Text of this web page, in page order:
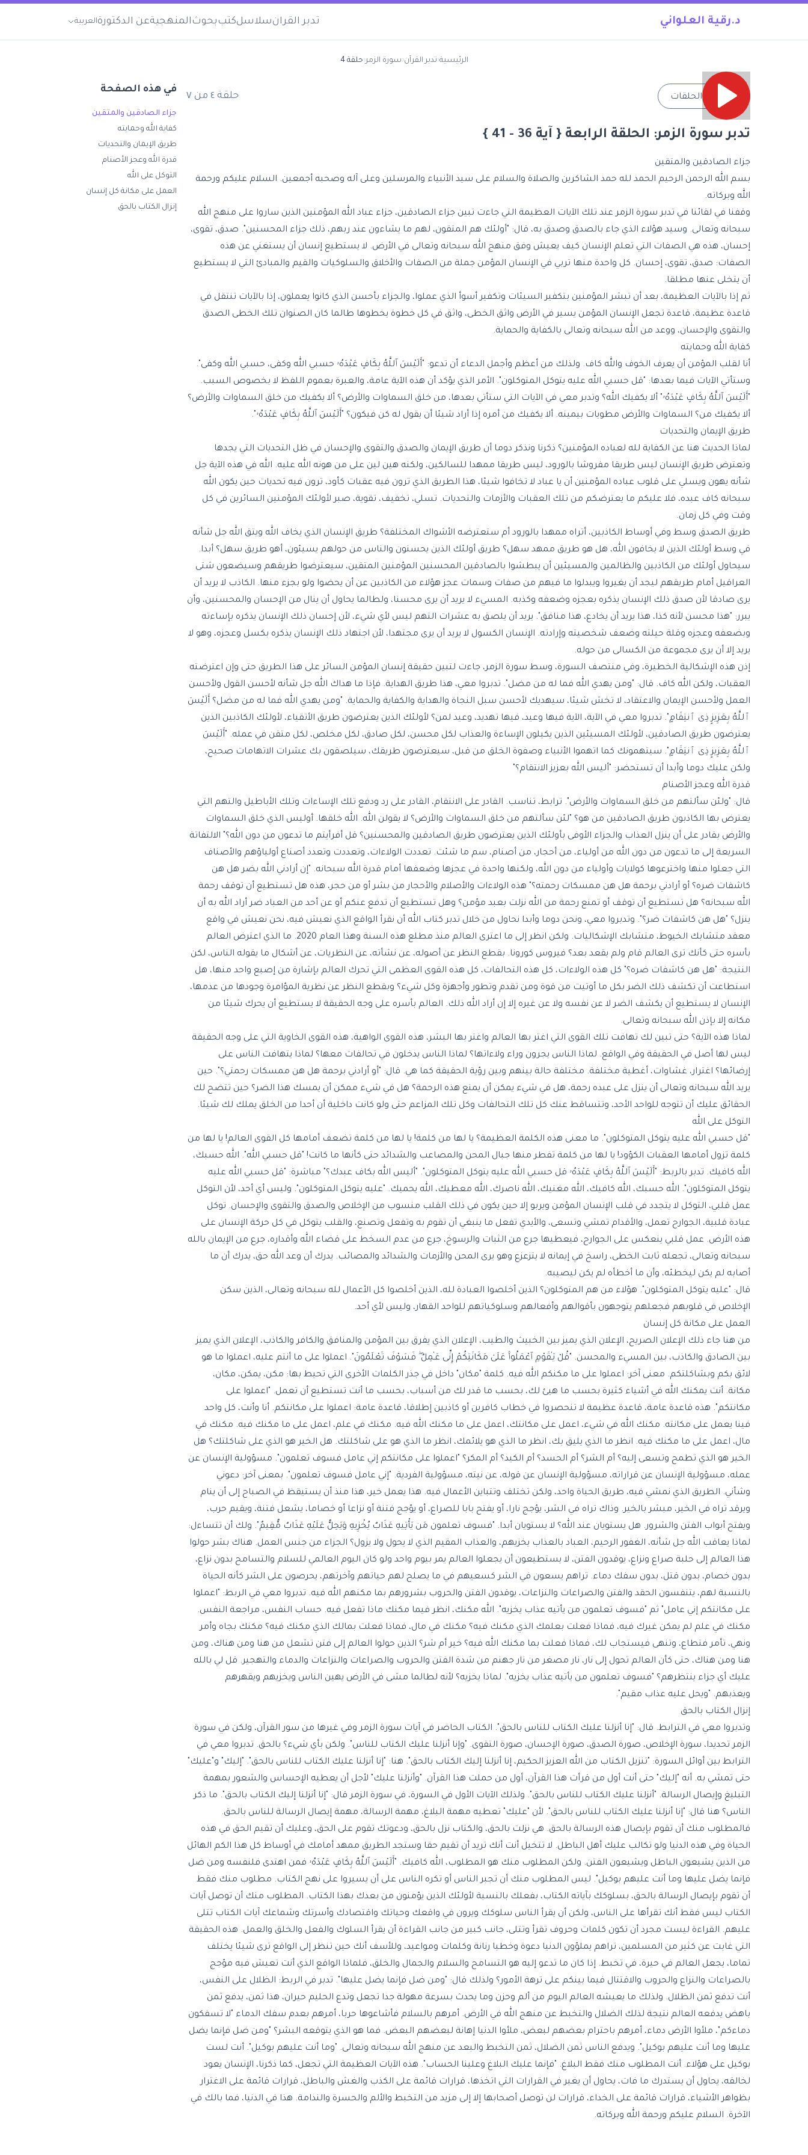
د.رقية العلواني تدبر القرانسلاسلكتب بحوث المنهجيةعن الدكتورةالعربية
الرئيسية‹تدبر القرآن‹سورة الزمر‹حلقة 4
→ جميع الحلقات حلقة ٤ من ٧
تدبر سورة الزمر: الحلقة الرابعة { آية 36 - 41 }
جزاء الصادقين والمتقين
بسم الله الرحمن الرحيم الحمد لله حمد الشاكرين والصلاة والسلام على سيد الأنبياء والمرسلين وعلى آله وصحبه أجمعين. السلام عليكم ورحمة
الله وبركاته.
وقفنا في لقائنا في تدبر سورة الزمرعند تلك الآيات العظيمة التي جاءت تبين جزاء الصادقين، جزاء عباد الله المؤمنين الذين ساروا على منهج الله
سبحانه وتعالى. وسيد هؤلاء الذي جاء بالصدق وصدق به، قال: "أولئك هم المتقون، لهم ما يشاءون عند ربهم، ذلك جزاء المحسنين". صدق، تقوى،
إحسان، هذه هي الصفات التي تعلم الإنسان كيف يعيش وفق منهج الله سبحانه وتعالى في الأرض. لا يستطيع إنسان أن يستغني عن هذه
الصفات: صدق، تقوى، إحسان. كل واحدة منها تربي في الإنسان المؤمن جملة من الصفات والأخلاق والسلوكيات والقيم والمبادئ التي لا يستطيع
أن يتخلى عنها مطلقا.
ثم إذا بالآيات العظيمة، بعد أن تبشر المؤمنين بتكفير السيئات وتكفير أسوأ الذي عملوا، والجزاء بأحسن الذي كانوا يعملون، إذا بالآيات تنتقل في
قاعدة عظيمة، قاعدة تجعل الإنسان المؤمن يسير في الأرض واثق الخطى، واثق في كل خطوة يخطوها طالما كان الصنوان تلك الخطى الصدق
والتقوى والإحسان، ووعد من الله سبحانه وتعالى بالكفاية والحماية.
كفاية الله وحمايته
أنا لقلب المؤمن أن يعرف الخوف والله كاف. ولذلك من أعظم وأجمل الدعاء أن تدعو: "أَلَيْسَ ٱللَّهُ بِكَافٍ عَبْدَهُۥ حسبي الله وكفى، حسبي الله وكفى".
وستأتي الآيات فيما بعدها: "قل حسبي الله عليه يتوكل المتوكلون". الأمر الذي يؤكد أن هذه الآية عامة، والعبرة بعموم اللفظ لا بخصوص السبب.
"أَلَيْسَ ٱللَّهُ بِكَافٍ عَبْدَهُۥ" ألا يكفيك الله؟ وتدبر معي في الآيات التي ستأتي بعدها، من خلق السماوات والأرض؟ ألا يكفيك من خلق السماوات والأرض؟
ألا يكفيك من؟ السماوات والأرض مطويات بيمينه. ألا يكفيك من أمره إذا أراد شيئا أن يقول له كن فيكون؟ "أَلَيْسَ ٱللَّهُ بِكَافٍ عَبْدَهُۥ".
طريق الإيمان والتحديات
لماذا الحديث هنا عن الكفاية لله لعباده المؤمنين؟ ذكرنا ونذكر دوما أن طريق الإيمان والصدق والتقوى والإحسان في ظل التحديات التي يجدها
وتعترض طريق الإنسان ليس طريقا مفروشا بالورود، ليس طريقا ممهدا للسالكين، ولكنه هين لين على من هونه الله عليه. الله في هذه الآية جل
شأنه يهون ويسلي على قلوب عباده المؤمنين أن يا عباد لا تخافوا شيئا، هذا الطريق الذي ترون فيه عقبات كأود، ترون فيه تحديات حين يكون الله
سبحانه كاف عبده، فلا عليكم ما يعترضكم من تلك العقبات والأزمات والتحديات. تسلي، تخفيف، تقوية، صبر لأولئك المؤمنين السائرين في كل
وقت وفي كل زمان.
طريق الصدق وسط وفي أوساط الكاذبين، أتراه ممهدا بالورود أم ستعترضه الأشواك المختلفة؟ طريق الإنسان الذي يخاف الله ويتق الله جل شأنه
في وسط أولئك الذين لا يخافون الله، هل هو طريق ممهد سهل؟ طريق أولئك الذين يحسنون والناس من حولهم يسيئون، أهو طريق سهل؟ أبدا.
سيحاول أولئك من الكاذبين والظالمين والمسيئين أن يبطشوا بالصادقين المحسنين المؤمنين المتقين، سيعترضوا طريقهم وسيضعون شتى
العراقيل أمام طريقهم ليجد أن يغيروا ويبدلوا ما فيهم من صفات وسمات عجز هؤلاء من الكاذبين عن أن يحضوا ولو بجزء منها. الكاذب لا يريد أن
يرى صادقا لأن صدق ذلك الإنسان يذكره بعجزه وضعفه وكذبه. المسيء لا يريد أن يرى محسنا، ولطالما يحاول أن ينال من الإحسان والمحسنين، وأن
يبرر: "هذا محسن لأنه كذا، هذا يريد أن يخادع، هذا منافق". يريد أن يلصق به عشرات التهم ليس لأي شيء، لأن إحسان ذلك الإنسان يذكره بإساءته
وبضعفه وعجزه وقلة حيلته وضعف شخصيته وإرادته. الإنسان الكسول لا يريد أن يرى مجتهدا، لأن اجتهاد ذلك الإنسان يذكره بكسل وعجزه، وهو لا
يريد إلا أن يرى مجموعة من الكسالى من حوله.
إذن هذه الإشكالية الخطيرة، وفي منتصف السورة، وسط سورة الزمر، جاءت لتبين حقيقة إنسان المؤمن السائر على هذا الطريق حتى وإن اعترضته
العقبات، ولكن الله كاف. قال: "ومن يهدي الله فما له من مضل". تدبروا معي، هذا طريق الهداية. فإذا ما هداك الله جل شأنه لأحسن القول ولأحسن
العمل ولأحسن الإيمان والاعتقاد، لا تخش شيئا، سيهديك لأحسن سبل النجاة والهداية والكفاية والحماية. "ومن يهدي الله فما له من مضل؟ أَلَيْسَ
ٱللَّهُ بِعَزِيزٍ ذِى ٱنتِقَامٍ". تدبروا معي في الآية، الآية فيها وعيد، فيها تهديد، وعيد لمن؟ لأولئك الذين يعترضون طريق الأتقياء، لأولئك الكاذبين الذين
يعترضون طريق الصادقين، لأولئك المسيئين الذين يكيلون الإساءة والعذاب لكل محسن، لكل صادق، لكل مخلص، لكل متقن في عمله. "أَلَيْسَ
ٱللَّهُ بِعَزِيزٍ ذِى ٱنتِقَامٍ". سيتهمونك كما اتهموا الأنبياء وصفوة الخلق من قبل، سيعترضون طريقك، سيلصقون بك عشرات الاتهامات صحيح،
ولكن عليك دوما وأبدا أن تستحضر: "أليس الله بعزيز الانتقام؟"
قدرة الله وعجز الأصنام
قال: "ولئن سألتهم من خلق السماوات والأرض". ترابط، تناسب. القادر على الانتقام، القادر على رد ودفع تلك الإساءات وتلك الأباطيل والتهم التي
يعترض بها الكاذبون طريق الصادقين من هو؟ "لئن سألتهم من خلق السماوات والأرض؟ لا يقولن الله. الله خلقها. أوليس الذي خلق السماوات
والأرض بقادر على أن ينزل العذاب والجزاء الأوفى بأولئك الذين يعترضون طريق الصادقين والمحسنين؟ قل أفرأيتم ما تدعون من دون الله؟" الالتفاتة
السريعة إلى ما تدعون من دون الله من أولياء، من أحجار، من أصنام، سم ما شئت. تعددت الولاءات، وتعددت وتعدد أصناع أولياؤهم والأصناف
التي جعلوا منها واخترعوها كولايات وأولياء من دون الله، ولكنها واحدة في عجزها وضعفها أمام قدرة الله سبحانه. "إن أرادني الله بضر هل هن
كاشفات ضره؟ أو أرادني برحمة هل هن ممسكات رحمته؟" هذه الولاءات والأصلام والأحجار من بشر أو من حجر، هذه هل تستطيع أن توقف رحمة
الله سبحانه؟ هل تستطيع أن توقف أو تمنع رحمة من الله نزلت بعبد مؤمن؟ وهل تستطيع أن تدفع عنكم أو عن أحد من العباد ضر أراد الله به أن
ينزل؟ "هل هن كاشفات ضر؟". وتدبروا معي، ونحن دوما وأبدا نحاول من خلال تدبر كتاب الله أن نقرأ الواقع الذي نعيش فيه، نحن نعيش في واقع
معقد متشابك الخيوط، متشابك الإشكاليات. ولكن انظر إلى ما اعترى العالم منذ مطلع هذه السنة وهذا العام 2020. ما الذي اعترض العالم
بأسره حتى كأنك ترى العالم قام ولم يقعد بعد؟ فيروس كورونا. بقطع النظر عن أصوله، عن نشأته، عن النظريات، عن أشكال ما يقوله الناس، لكن
النتيجة: "هل هن كاشفات ضره؟" كل هذه الولاءات، كل هذه التحالفات، كل هذه القوى العظمى التي تحرك العالم بإشارة من إصبع واحد منها، هل
استطاعت أن تكشف ذلك الضر بكل ما أوتيت من قوة ومن تقدم وتطور وأجهزة وكل شيء؟ وبقطع النظر عن نظرية المؤامرة وجودها من عدمها،
الإنسان لا يستطيع أن يكشف الضر لا عن نفسه ولا عن غيره إلا إن أراد الله ذلك. العالم بأسره على وجه الحقيقة لا يستطيع أن يحرك شيئا من
مكانه إلا بإذن الله سبحانه وتعالى.
لماذا هذه الآية؟ حتى تبين لك تهافت تلك القوى التي اغتر بها العالم واغتر بها البشر، هذه القوى الواهية، هذه القوى الخاوية التي على وجه الحقيقة
ليس لها أصل في الحقيقة وفي الواقع. لماذا الناس يجرون وراء ولاءاتها؟ لماذا الناس يدخلون في تحالفات معها؟ لماذا يتهافت الناس على
إرضائها؟ اغترار، غشاوات، أغطية مختلفة. مختلفة حالة بينهم وبين رؤية الحقيقة كما هي. قال: "أو أرادني برحمة هل هن ممسكات رحمتي؟". حين
يريد الله سبحانه وتعالى أن ينزل على عبده رحمة، هل في شيء يمكن أن يمنع هذه الرحمة؟ هل في شيء ممكن أن يمسك هذا الضر؟ حين تتضح لك
الحقائق عليك أن تتوجه للواحد الأحد، وتتساقط عنك كل تلك التحالفات وكل تلك المزاعم حتى ولو كانت داخلية أن أحدا من الخلق يملك لك شيئا.
التوكل على الله
"قل حسبي الله عليه يتوكل المتوكلون". ما معنى هذه الكلمة العظيمة؟ يا لها من كلمة! يا لها من كلمة تضعف أمامها كل القوى العالم! يا لها من
كلمة تزول أمامها العقبات الكؤود! يا لها من كلمة تفطر منها جبال المحن والمصاعب والشدائد حتى كأنها ما كانت! "قل حسبي الله". الله حسبك،
الله كافيك. تدبر بالربط: "أَلَيْسَ ٱللَّهُ بِكَافٍ عَبْدَهُۥ قل حسبي الله عليه يتوكل المتوكلون". "أليس الله بكاف عبدك؟" مباشرة: "قل حسبي الله عليه
يتوكل المتوكلون". الله حسبك، الله كافيك، الله مغنيك، الله ناصرك، الله معطيك، الله يحميك. "عليه يتوكل المتوكلون". وليس أي أحد، لأن التوكل
عمل قلبي، التوكل لا يتجدد في قلب الإنسان المؤمن ويربو إلا حين يكون في ذلك القلب منسوب من الإخلاص والصدق والتقوى والإحسان. توكل
عبادة قلبية، الجوارح تعمل، والأقدام تمشي وتسعى، والأيدي تفعل ما ينبغي أن تقوم به وتفعل وتصنع، والقلب يتوكل في كل حركة الإنسان على
هذه الأرض. عمل قلبي ينعكس على الجوارح، فيعطيها جرع من الثبات والرسوخ، جرع من عدم السخط على قضاء الله وأقداره، جرع من الإيمان بالله
سبحانه وتعالى، تجعله ثابت الخطى، راسخ في إيمانه لا يتزعزع وهو يرى المحن والأزمات والشدائد والمصائب. يدرك أن وعد الله حق، يدرك أن ما
أصابه لم يكن ليخطئه، وأن ما أخطأه لم يكن ليصيبه.
قال: "عليه يتوكل المتوكلون". هؤلاء من هم المتوكلون؟ الذين أخلصوا العبادة لله، الذين أخلصوا كل الأعمال لله سبحانه وتعالى، الذين سكن
الإخلاص في قلوبهم فجعلهم يتوجهون بأقوالهم وأفعالهم وسلوكياتهم للواحد القهار، وليس لأي أحد.
العمل على مكانة كل إنسان
من هنا جاء ذلك الإعلان الصريح، الإعلان الذي يميز بين الخبيث والطيب، الإعلان الذي يفرق بين المؤمن والمنافق والكافر والكاذب، الإعلان الذي يميز
بين الصادق والكاذب، بين المسيء والمحسن. "قُلْ يَـٰقَوْمِ ٱعْمَلُوا۟ عَلَىٰ مَكَانَتِكُمْ إِنِّى عَـٰمِلٌ ۖ فَسَوْفَ تَعْلَمُونَ". اعملوا على ما أنتم عليه، اعملوا ما هو
لائق بكم وبشاكلتكم. معنى آخر: اعملوا على ما مكنكم الله فيه. كلمة "مكان" داخل في جذر الكلمات الأخرى التي تحيط بها: مكن، يمكن، مكان،
مكانة. أنت يمكنك الله في أشياء كثيرة بحسب ما هيئ لك، بحسب ما قدر لك من أسباب، بحسب ما أنت تستطيع أن تعمل. "اعملوا على
مكانتكم". هذه قاعدة عامة، قاعدة عظيمة لا تنحصروا في خطاب كافرين أو كاذبين إطلاقا، قاعدة عامة: اعملوا على مكانتكم. أنا وأنت، كل واحد
فينا يعمل على مكانته. مكنك الله في شيء، اعمل على مكانتك، اعمل على ما مكنك الله فيه. مكنك في علم، اعمل على ما مكنك فيه. مكنك في
مال، اعمل على ما مكنك فيه. انظر ما الذي يليق بك، انظر ما الذي هو يلائمك، انظر ما الذي هو على شاكلتك. هل الخير هو الذي على شاكلتك؟ هل
الخير هو الذي تطمح وتسعى إليه؟ أم الشر؟ أم الحسد؟ أم الكيد؟ أم المكر؟ "اعملوا على مكانتكم إني عامل فسوف تعلمون". مسؤولية الإنسان عن
عمله، مسؤولية الإنسان عن قراراته، مسؤولية الإنسان عن قوله، عن نيته، مسؤولية الفردية. "إني عامل فسوف تعلمون". بمعنى آخر: دعوني
وشأني. الطريق الذي نمشي فيه، طريق الحياة واحد، ولكن تختلف وتتباين الأعمال فيه. هذا يعمل خير، هذا منذ أن يستيقظ في الصباح إلى أن ينام
ويرقد تراه في الخير، مبشر بالخير. وذاك تراه في الشر، يؤجج نارا، أو يفتح بابا للصراع، أو يؤجج فتنة أو نزاعا أو خصاما، يشعل فتنة، ويقيم حرب،
ويفتح أبواب الفتن والشرور. هل يستويان عند الله؟ لا يستويان أبدا. "فسوف تعلمون مَن يَأْتِيهِ عَذَابٌ يُخْزِيهِ وَيَحِلُّ عَلَيْهِ عَذَابٌ مُّقِيمٌ". ولك أن تتساءل:
لماذا يعاقب الله جل شأنه، الغفور الرحيم، العباد بالعذاب يخزيهم، والعذاب المقيم الذي لا يحول ولا يزول؟ الجزاء من جنس العمل. هناك بشر حولوا
هذا العالم إلى حلبة صراع ونزاع، يوقدون الفتن، لا يستطيعون أن يجعلوا العالم يمر بيوم واحد ولو كان اليوم العالمي للسلام والتسامح بدون نزاع،
بدون خصام، بدون قتل، بدون سفك دماء. تراهم يسعون في الشر كسعيهم في ما يصلح لهم حياتهم وآخرتهم، يحرصون على الشر كأنه الحياة
بالنسبة لهم، يتنفسون الحقد والفتن والصراعات والنزاعات، يوقدون الفتن والحروب بشرورهم بما مكنهم الله فيه. تدبروا معي في الربط: "اعملوا
على مكانتكم إني عامل" ثم "فسوف تعلمون من يأتيه عذاب يخزيه". الله مكنك، انظر فيما مكنك ماذا تفعل فيه. حساب النفس، مراجعة النفس.
مكنك في علم لم يمكن غيرك فيه، فماذا فعلت بعلمك الذي مكنك فيه؟ مكنك في مال، فماذا فعلت بمالك الذي مكنك فيه؟ مكنك بجاه وأمر
ونهي، تأمر فتطاع، وتنهى فيستجاب لك، فماذا فعلت بما مكنك الله فيه؟ خير أم شر؟ الذين حولوا العالم إلى فتن تشعل من هنا ومن هناك، ومن
هنا ومن هناك، حتى كأن العالم تحول إلى نار، نار مصغر من نار جهنم من شدة الفتن والحروب والصراعات والنزاعات والدماء والتهجير. قل لي بالله
عليك أي جزاء ينتظرهم؟ "فسوف تعلمون من يأتيه عذاب يخزيه". لماذا يخزيه؟ لأنه لطالما مشى في الأرض يهين الناس ويخزيهم ويقهرهم
ويعذبهم. "ويحل عليه عذاب مقيم".
إنزال الكتاب بالحق
وتدبروا معي في الترابط. قال: "إنا أنزلنا عليك الكتاب للناس بالحق". الكتاب الحاضر في آيات سورة الزمر وفي غيرها من سور القرآن، ولكن في سورة
الزمر تحديدا، سورة الإخلاص، صورة الصدق، صورة الإحسان، صورة التقوى. "وإنا أنزلنا عليك الكتاب للناس". ولكن بأي شيء؟ بالحق. تدبروا معي في
الترابط بين أوائل السورة: "تنزيل الكتاب من الله العزيز الحكيم، إنا أنزلنا إليك الكتاب بالحق". هنا: "إنا أنزلنا عليك الكتاب للناس بالحق". "إليك" و"عليك"
حتى تمشي به. أنه "إليك" حتى أنت أول من قرأت هذا القرآن، أول من حملت هذا القرآن. "وأنزلنا عليك" لأجل أن يعطيه الإحساس والشعور بمهمة
التبليغ وإيصال الرسالة. "أنزلنا عليك الكتاب للناس بالحق". ولذلك الآيات الأول في السورة، في سورة الزمر قال: "إنا أنزلنا إليك الكتاب بالحق". ما ذكر
الناس؟ هنا قال: "إنا أنزلنا عليك الكتاب للناس بالحق". لأن "عليك" تعطيه مهمة البلاغ، مهمة الرسالة، مهمة إيصال الرسالة للناس بالحق.
فالمطلوب منك أن تقوم بإيصال هذه الرسالة بالحق. هي نزلت بالحق، والكتاب نزل بالحق، ودعوتك تقوم على الحق، وعليك أن تقيم الحق في هذه
الحياة وفي هذه الدنيا ولو تكالب عليك أهل الباطل. لا تتخيل أنت أنك تريد أن تقيم حقا وستجد الطريق ممهد أمامك في أوساط كل هذا الكم الهائل
من الذين يشيعون الباطل ويشيعون الفتن. ولكن المطلوب منك هو المطلوب، الله كافيك. "أَلَيْسَ ٱللَّهُ بِكَافٍ عَبْدَهُۥ فمن اهتدى فلنفسه ومن ضل
فإنما يضل عليها وما أنت عليهم بوكيل". ليس المطلوب منك أن تجبر الناس أو تكره الناس على أن يسيروا على نهج الكتاب. مطلوب منك فقط
أن تقوم بإيصال الرسالة بالحق، بسلوكك بآياته الكتاب، بفعلك بالنسبة لأولئك الذين يؤمنون من بعدك بهذا الكتاب. المطلوب منك أن توصل آيات
الكتاب ليس فقط أنك تقرأها على الناس، ولكن أن يقرأ الناس سلوكك ويرون في واقعك وحياتك واقتصادك وأسرتك وشماعك آيات الكتاب تتلى
عليهم. القراءة ليست مجرد أن تكون كلمات وحروف تقرأ وتتلى، جانب كبير من جانب القراءة أن يقرأ السلوك والفعل والخلق والعمل. هذه الحقيقة
التي غابت عن كثير من المسلمين، تراهم يملؤون الدنيا دعوة وخطبا رنانة وكلمات ومواعيد، وللأسف أنك حين تنظر إلى الواقع ترى شيئا يختلف
تماما، يجعل العالم في حيرة، في تخبط. إذا كان ما تدعو إليه هو التسامح والسلام والجمال والخلق، فلماذا الواقع الذي أنت تعيش فيه مؤجج
بالصراعات والنزاع والحروب والاقتتال فيما بينكم على ترهة الأمور؟ ولذلك قال: "ومن ضل فإنما يضل عليها". تدبر في الربط: الظلال على النفس،
أنت تدفع ثمن الظلال. ولذلك ما يعيشه العالم اليوم من ألم وحزن وما يحدث بسرعة مهولة جدا تجعل وتدع الحليم حيران، هذا ثمن، يدفع ثمن
باهض يدفعه العالم نتيجة لذلك الضلال والتخبط عن منهج الله في الأرض. أمرهم بالسلام فأشاعوها حربا، أمرهم بعدم سفك الدماء "لا تسفكون
دماءكم"، ملأوا الأرض دماء، أمرهم باحترام بعضهم لبعض، ملأوا الدنيا إهانة لبعضهم البعض. فما هو الذي يتوقعه البشر؟ "ومن ضل فإنما يضل
عليها وما أنت عليهم بوكيل". ويدفع الناس ثمن الضلال، ثمن التخبط والبعد عن منهج الله سبحانه وتعالى. "وما أنت عليهم بوكيل". أنت لست
بوكيل على هؤلاء. أنت المطلوب منك فقط البلاغ. "فإنما عليك البلاغ وعلينا الحساب". هذه الآيات العظيمة التي تجعل، كما ذكرنا، الإنسان يعود
لخالقه، يحاول أن يستدرك ما فات، يحاول أن يغير في القرارات التي اتخذها، قرارات قائمة على الكذب والغش والباطل، قرارات قائمة على الاغترار
بظواهر الأشياء، قرارات قائمة على الخداء، قرارات لن توصل أصحابها إلا إلى مزيد من التخبط والألم والحسرة والندامة. هذا في الدنيا، فما بالك في
الآخرة. السلام عليكم ورحمة الله وبركاته.
في هذه الصفحة
جزاء الصادقين والمتقين
كفاية الله وحمايته
طريق الإيمان والتحديات
قدرة الله وعجز الأصنام
التوكل على الله
العمل على مكانة كل إنسان
إنزال الكتاب بالحق